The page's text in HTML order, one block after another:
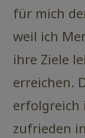
für mich
weil ich
ihre Ziele
erreichen.
erfolgreich
zufrieden